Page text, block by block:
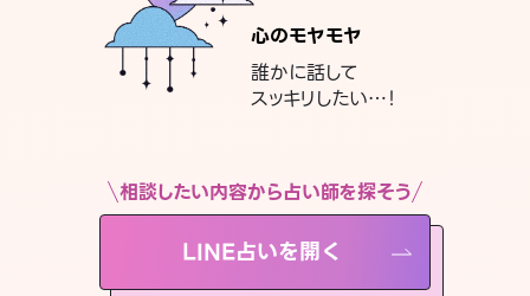
心のモヤモヤ
誰かに話して
スッキリしたい…！
相談したい内容から占い師を探そう
LINE占いを開く